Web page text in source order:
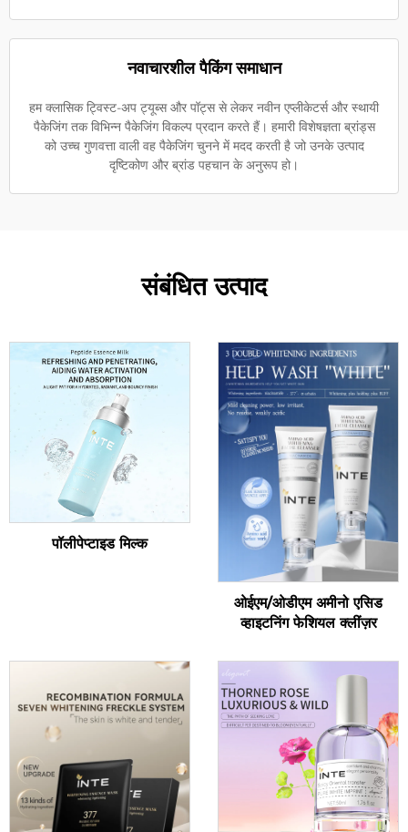
नवाचारशील पैकिंग समाधान
हम क्लासिक ट्विस्ट-अप ट्यूब्स और पॉट्स से लेकर नवीन एप्लीकेटर्स और स्थायी
पैकेजिंग तक विभिन्न पैकेजिंग विकल्प प्रदान करते हैं। हमारी विशेषज्ञता ब्रांड्स
को उच्च गुणवत्ता वाली वह पैकेजिंग चुनने में मदद करती है जो उनके उत्पाद
दृष्टिकोण और ब्रांड पहचान के अनुरूप हो।
संबंधित उत्पाद
पॉलीपेप्टाइड मिल्क
ओईएम/ओडीएम अमीनो एसिड
व्हाइटनिंग फेशियल क्लींज़र